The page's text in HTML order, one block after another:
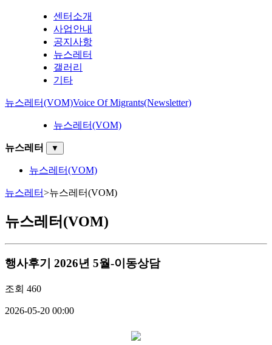
센터소개
사업안내
공지사항
뉴스레터
갤러리
기타
뉴스레터(VOM)Voice Of Migrants(Newsletter)
뉴스레터(VOM)
뉴스레터 ▼
뉴스레터(VOM)
뉴스레터>뉴스레터(VOM)
뉴스레터(VOM)
행사후기 2026년 5월-이동상담
조회 460
2026-05-20 00:00